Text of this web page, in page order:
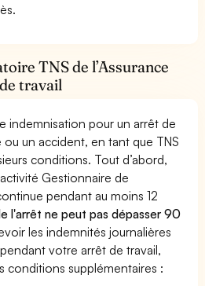
TNS de l’Assurance
travail
indemnisation pour un arrêt de
ou un accident, en tant que TNS
conditions. Tout d’abord,
Gestionnaire de
pendant au moins 12
l'arrêt ne peut pas dépasser 90
les indemnités journalières
votre arrêt de travail,
conditions supplémentaires :